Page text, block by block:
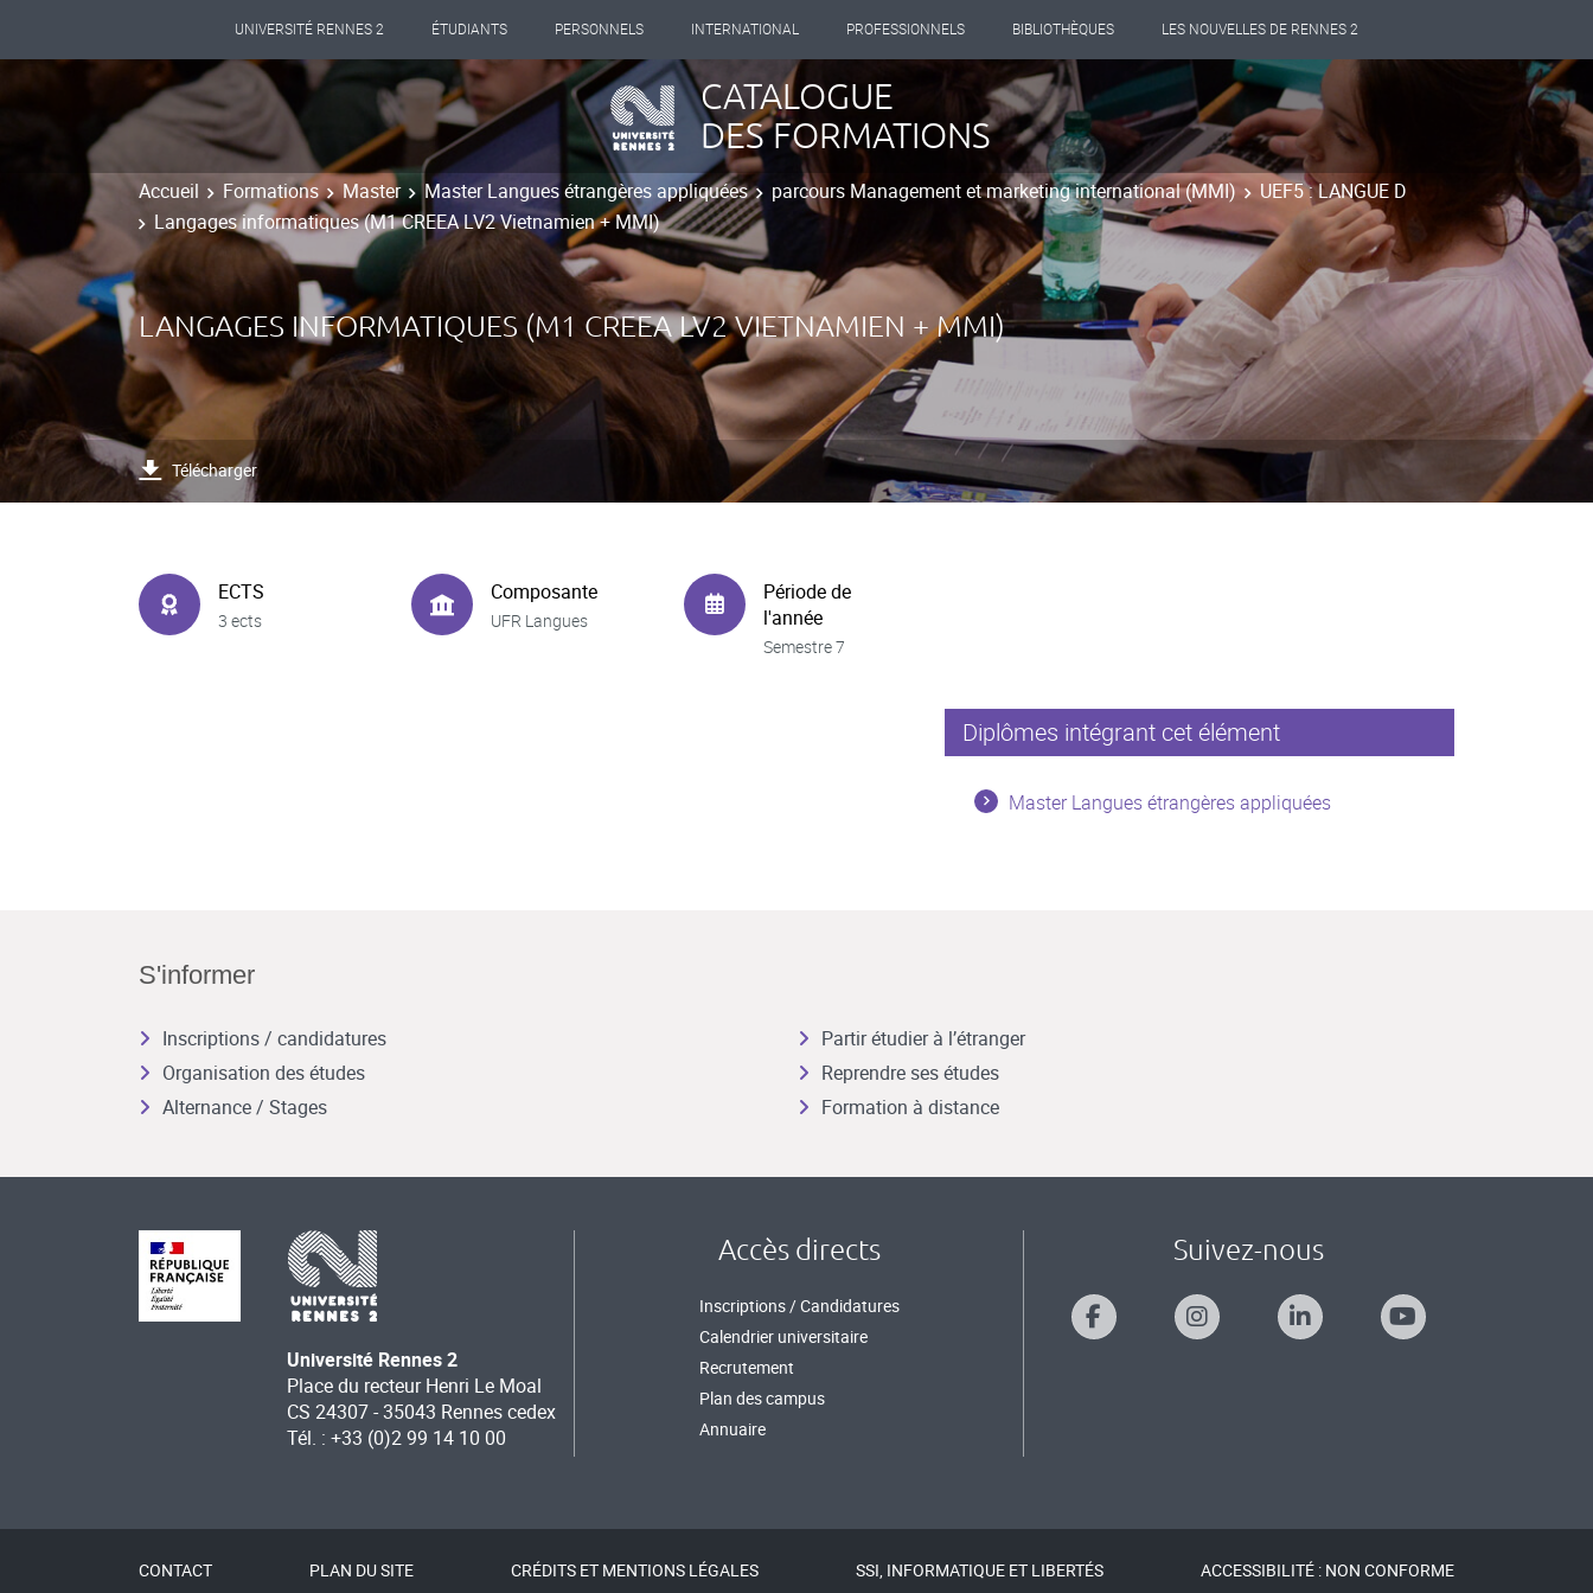
UNIVERSITÉ RENNES 2 ÉTUDIANTS PERSONNELS INTERNATIONAL PROFESSIONNELS BIBLIOTHÈQUES LES NOUVELLES DE RENNES 2
CATALOGUE
DES FORMATIONS
Accueil Formations Master Master Langues étrangères appliquées parcours Management et marketing international (MMI)
UEF5 : LANGUE D
Langages informatiques (M1 CREEA LV2 Vietnamien + MMI)
LANGAGES INFORMATIQUES (M1 CREEA LV2 VIETNAMIEN + MMI)
Télécharger
ECTS
3 ects
Composante
UFR Langues
Période de
l'année
Semestre 7
Diplômes intégrant cet élément
Master Langues étrangères appliquées
S'informer
Inscriptions / candidatures
Organisation des études
Alternance / Stages
Partir étudier à l’étranger
Reprendre ses études
Formation à distance
Université Rennes 2
Place du recteur Henri Le Moal
CS 24307 - 35043 Rennes cedex
Tél. : +33 (0)2 99 14 10 00
Accès directs
Inscriptions / Candidatures
Calendrier universitaire
Recrutement
Plan des campus
Annuaire
Suivez-nous
CONTACT PLAN DU SITE CRÉDITS ET MENTIONS LÉGALES SSI, INFORMATIQUE ET LIBERTÉS ACCESSIBILITÉ : NON CONFORME